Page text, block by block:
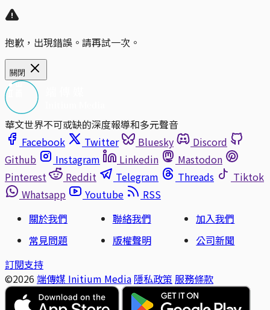
抱歉，出現錯誤。請再試一次。
關閉
華文世界不可或缺的深度報導和多元聲音
Facebook
Twitter Bluesky
Discord
Github
Instagram Linkedin
Mastodon
Pinterest
Reddit Telegram Threads
Tiktok
Whatsapp
Youtube
RSS
關於我們
聯絡我們
加入我們
常見問題
版權聲明
公司新聞
訂閱支持
©2026 端傳媒 Initium Media 隱私政策 服務條款